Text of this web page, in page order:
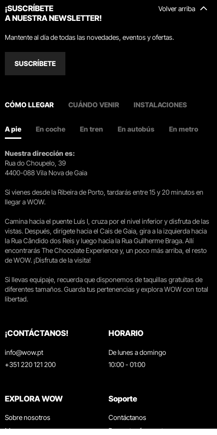
Volver arriba
¡SUSCRÍBETE
A NUESTRA NEWSLETTER!
Mantente al día de todas las novedades, eventos y ofertas.
SUSCRÍBETE
CÓMO LLEGAR CUÁNDO VENIR INSTALACIONES
A pie En coche En tren En autobús En metro
Nuestra dirección es:
Rua do Choupelo, 39
4400-088 Vila Nova de Gaia
Si vienes desde la Ribeira de Porto, tardarás entre 15 y 20 minutos en
llegar a WOW.
Camina hacia el puente Luís I, cruza por el nivel inferior y disfruta de las
vistas. Después, dirígete hacia el Cais de Gaia, gira a la izquierda hacia
la Rua Cândido dos Reis y luego hacia la Rua Guilherme Braga. Allí
encontrarás The Chocolate Experience y, un poco más arriba, el resto
de WOW. ¡Disfruta de la visita!
Si llevas equipaje, recuerda que disponemos de taquillas gratuitas de
diferentes tamaños. Guarda tus pertenencias y explora WOW con total
libertad.
¡CONTÁCTANOS!
info@wow.pt
+351 220 121 200
HORARIO
De lunes a domingo
10:00 - 01:00
EXPLORA WOW
Sobre nosotros
Museos
Soporte
Contáctanos
Preguntas frecuentes